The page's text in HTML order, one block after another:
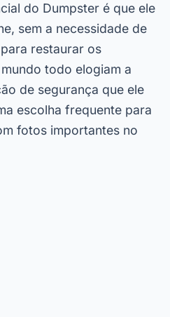
do Dumpster é que ele
sem a necessidade de
restaurar os
todo elogiam a
de segurança que ele
escolha frequente para
fotos importantes no